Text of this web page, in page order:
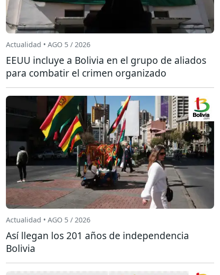
Actualidad • AGO 5 / 2026
EEUU incluye a Bolivia en el grupo de aliados
para combatir el crimen organizado
Actualidad • AGO 5 / 2026
Así llegan los 201 años de independencia
Bolivia